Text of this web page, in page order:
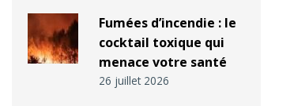
Fumées d’incendie : le
cocktail toxique qui
menace votre santé
26 juillet 2026